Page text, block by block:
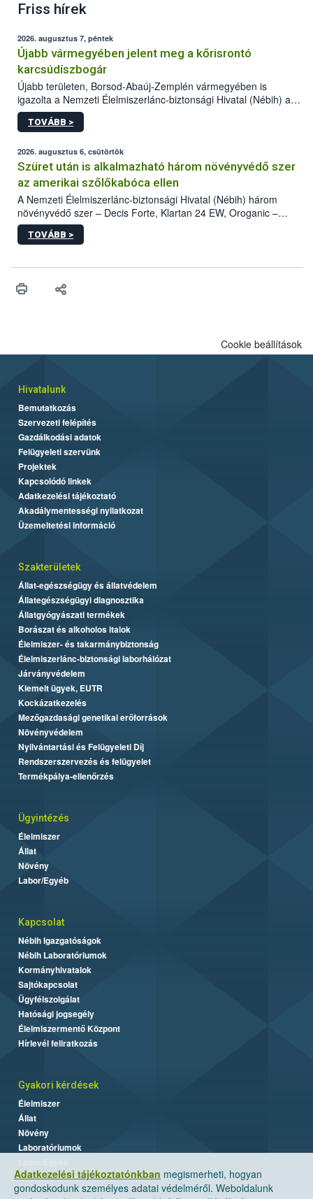
Friss hírek
2026. augusztus 7, péntek
Újabb vármegyében jelent meg a kőrisrontó
karcsúdíszbogár
Újabb területen, Borsod-Abaúj-Zemplén vármegyében is
igazolta a Nemzeti Élelmiszerlánc-biztonsági Hivatal (Nébih) a
kőrisrontó karcsúdíszbogár (Agrilus planipennis) jelenlétét. A
kártevőt nem csak színcsapdában találták meg, de már fertőzött
az intenzív felderítést, emellett az intézkedéseket a szlovák
hatósággal is összehangolják a terjedés megállítása érdekében.
TOVÁBB >
2026. augusztus 6, csütörtök
Szüret után is alkalmazható három növényvédő szer
az amerikai szőlőkabóca ellen
A Nemzeti Élelmiszerlánc-biztonsági Hivatal (Nébih) három
növényvédő szer – Decis Forte, Klartan 24 EW, Oroganic –
engedélyokiratát módosította, így azok a szüretet követően,
egészen a vesszőérettség (BBCH 91) stádiumáig
érésű szőlőkben is legyen lehetőség a károsító elleni további
felhasználók számára is elérhető és ökológiai termesztésben is
TOVÁBB >
Adatkezelési tájékoztatónkban megismerheti, hogyan
gondoskodunk személyes adatai védelméről. Weboldalunk
Cookie beállítások
Hivatalunk
Bemutatkozás
Szervezeti felépítés
Gazdálkodási adatok
Felügyeleti szervünk
Projektek
Kapcsolódó linkek
Adatkezelési tájékoztató
Akadálymentességi nyilatkozat
Üzemeltetési információ
Szakterületek
Állat-egészségügy és állatvédelem
Állategészségügyi diagnosztika
Állatgyógyászati termékek
Borászat és alkoholos italok
Élelmiszer- és takarmánybiztonság
Élelmiszerlánc-biztonsági laborhálózat
Járványvédelem
Kiemelt ügyek, EUTR
Kockázatkezelés
Mezőgazdasági genetikai erőforrások
Növényvédelem
Nyilvántartási és Felügyeleti Díj
Rendszerszervezés és felügyelet
Termékpálya-ellenőrzés
Ügyintézés
Élelmiszer
Állat
Növény
Labor/Egyéb
Kapcsolat
Nébih Igazgatóságok
Nébih Laboratóriumok
Kormányhivatalok
Sajtókapcsolat
Ügyfélszolgálat
Hatósági jogsegély
Élelmiszermentő Központ
Hírlevél feliratkozás
Gyakori kérdések
Élelmiszer
Állat
Növény
Laboratóriumok